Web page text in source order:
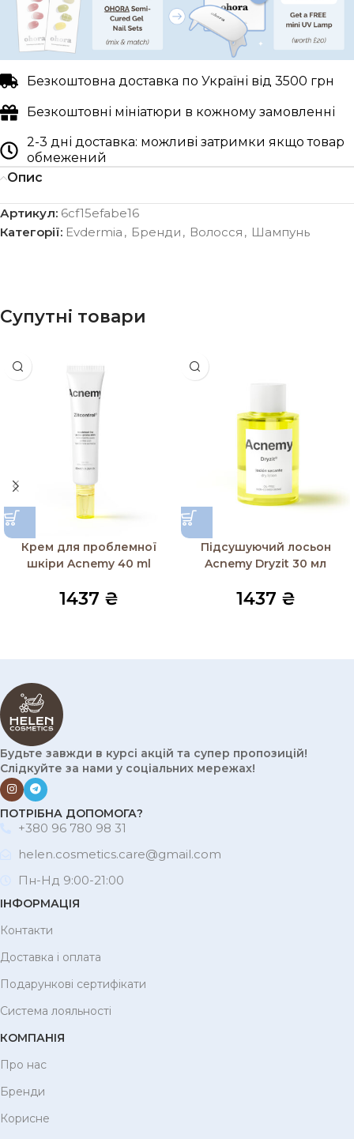
Безкоштовна доставка по Україні від 3500 грн
Безкоштовні мініатюри в кожному замовленні
2-3 дні доставка: можливі затримки якщо товар
обмежений
Опис
Артикул: 6cf15efabe16
Категорії: Evdermia , Бренди , Волосся , Шампунь
Супутні товари
Крем для проблемної
шкіри Acnemy 40 ml
1437 ₴
Підсушуючий лосьон
Acnemy Dryzit 30 мл
1437 ₴
Будьте завжди в курсі акцій та супер пропозицій!
Слідкуйте за нами у соціальних мережах!
ПОТРІБНА ДОПОМОГА?
+380 96 780 98 31
helen.cosmetics.care@gmail.com
Пн-Нд 9:00-21:00
ІНФОРМАЦІЯ
Контакти
Доставка і оплата
Подарункові сертифікати
Система лояльності
КОМПАНІЯ
Про нас
Бренди
Корисне